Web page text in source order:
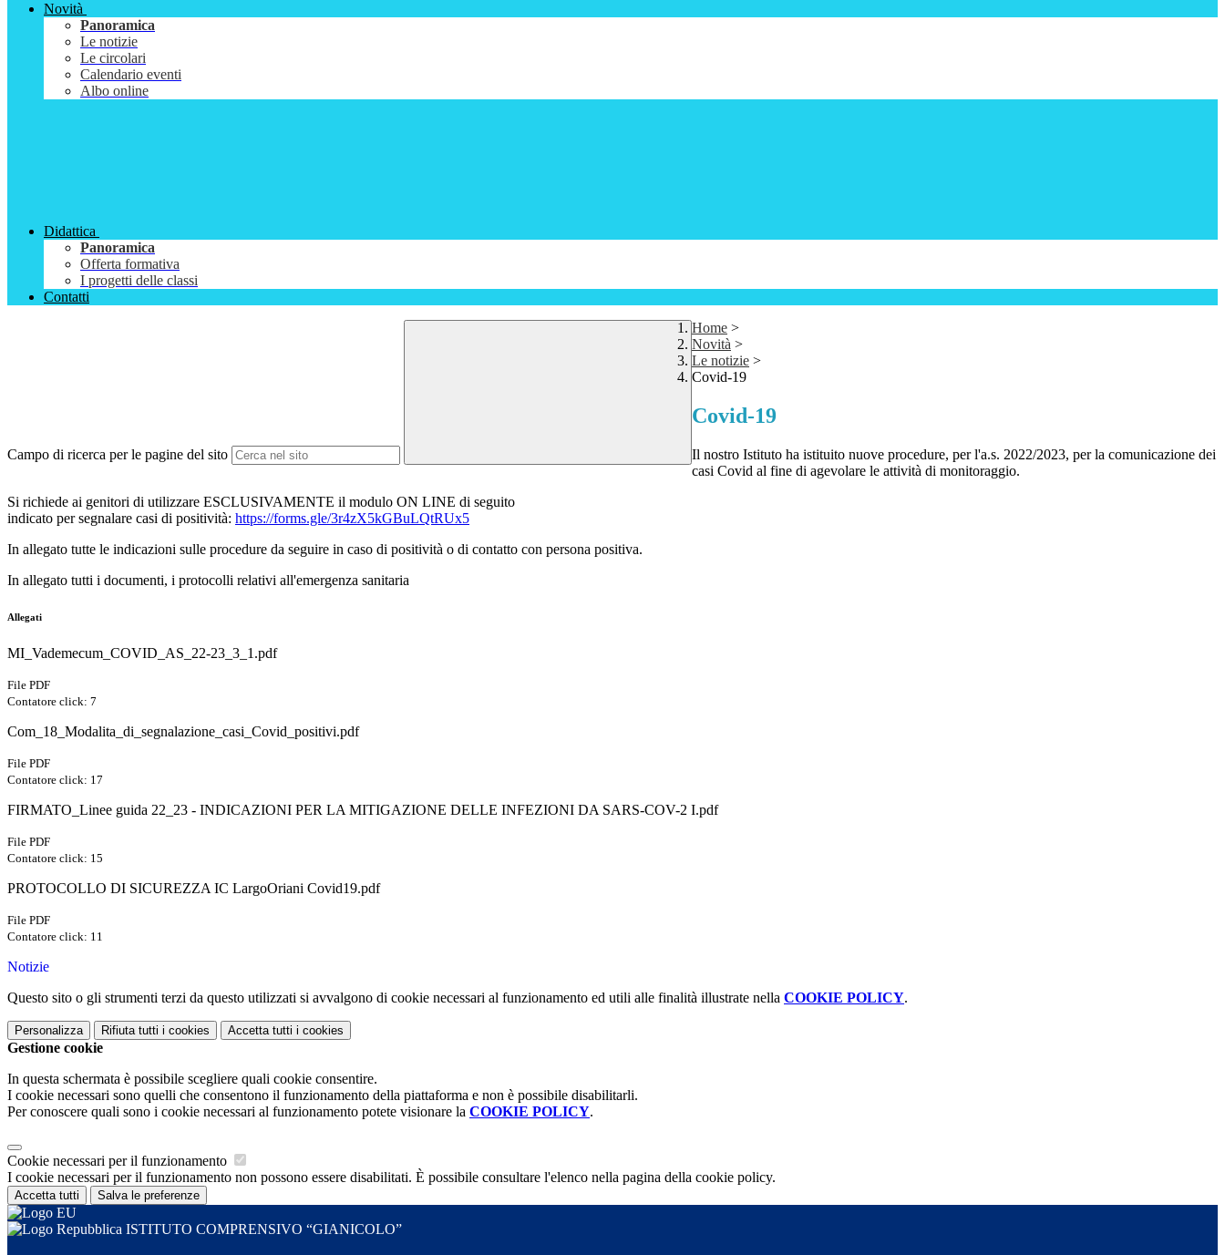
Novità
Panoramica
Le notizie
Le circolari
Calendario eventi
Albo online
Didattica
Panoramica
Offerta formativa
I progetti delle classi
Contatti
Campo di ricerca per le pagine del sito
Home >
Novità >
Le notizie >
Covid-19
Covid-19
Il nostro Istituto ha istituito nuove procedure, per l'a.s. 2022/2023, per la comunicazione dei
casi Covid al fine di agevolare le attività di monitoraggio.
Si richiede ai genitori di utilizzare ESCLUSIVAMENTE il modulo ON LINE di seguito
indicato per segnalare casi di positività: https://forms.gle/3r4zX5kGBuLQtRUx5
In allegato tutte le indicazioni sulle procedure da seguire in caso di positività o di contatto con persona positiva.
In allegato tutti i documenti, i protocolli relativi all'emergenza sanitaria
Allegati
MI_Vademecum_COVID_AS_22-23_3_1.pdf
File PDF
Contatore click: 7
Com_18_Modalita_di_segnalazione_casi_Covid_positivi.pdf
File PDF
Contatore click: 17
FIRMATO_Linee guida 22_23 - INDICAZIONI PER LA MITIGAZIONE DELLE INFEZIONI DA SARS-COV-2 I.pdf
File PDF
Contatore click: 15
PROTOCOLLO DI SICUREZZA IC LargoOriani Covid19.pdf
File PDF
Contatore click: 11
Notizie
Questo sito o gli strumenti terzi da questo utilizzati si avvalgono di cookie necessari al funzionamento ed utili alle finalità illustrate nella COOKIE POLICY.
Personalizza Rifiuta tutti i cookies Accetta tutti i cookies
Gestione cookie
In questa schermata è possibile scegliere quali cookie consentire.
I cookie necessari sono quelli che consentono il funzionamento della piattaforma e non è possibile disabilitarli.
Per conoscere quali sono i cookie necessari al funzionamento potete visionare la COOKIE POLICY.
Cookie necessari per il funzionamento
I cookie necessari per il funzionamento non possono essere disabilitati. È possibile consultare l'elenco nella pagina della cookie policy.
Accetta tutti Salva le preferenze
ISTITUTO COMPRENSIVO “GIANICOLO”